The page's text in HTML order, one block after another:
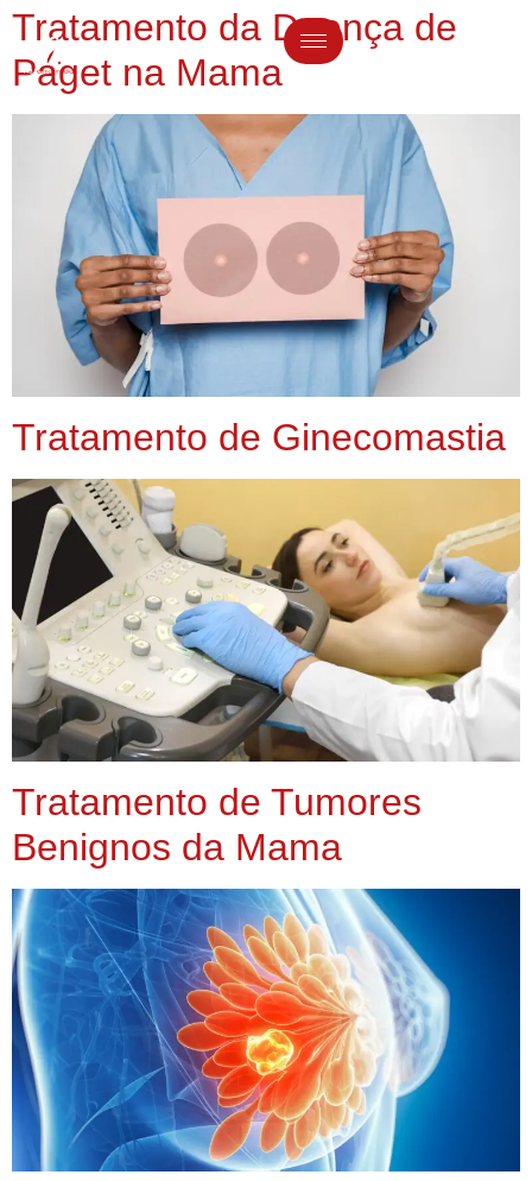
Tratamento da Doença de
Paget na Mama
Tratamento de Ginecomastia
Tratamento de Tumores
Benignos da Mama